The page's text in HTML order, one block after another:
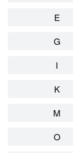
E
G
I
K
M
O